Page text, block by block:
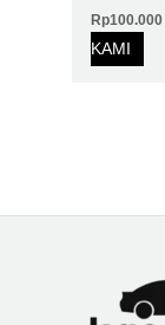
Rp100.000
KAMI